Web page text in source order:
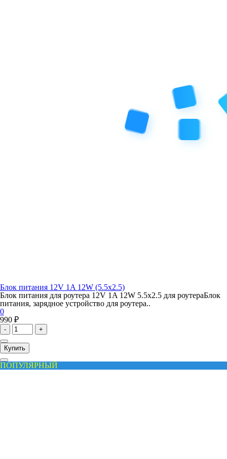
Блок питания 12V 1A 12W (5.5x2.5)
Блок питания для роутера 12V 1A 12W 5.5x2.5 для роутераБлок
питания, зарядное устройство для роутера..
0
990 ₽
- +
Купить
ПОПУЛЯРНЫЙ